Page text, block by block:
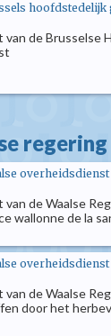
hoofdstedelijk
van de Brusselse
regering
overheidsdienst
van de Waalse
wallonne de la
overheidsdienst
van de Waalse
door het